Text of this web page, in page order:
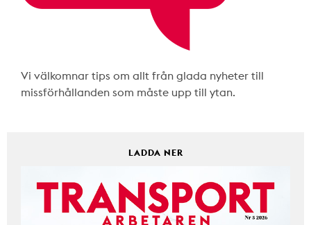
Vi välkomnar tips om allt från glada nyheter till
missförhållanden som måste upp till ytan.
LADDA NER